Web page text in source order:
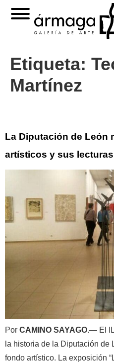
Etiqueta:
Martínez
La Diputación de León
artísticos y sus lecturas
Por CAMINO SAYAGO.— El
la historia de la Diputación de
fondo artístico. La exposición